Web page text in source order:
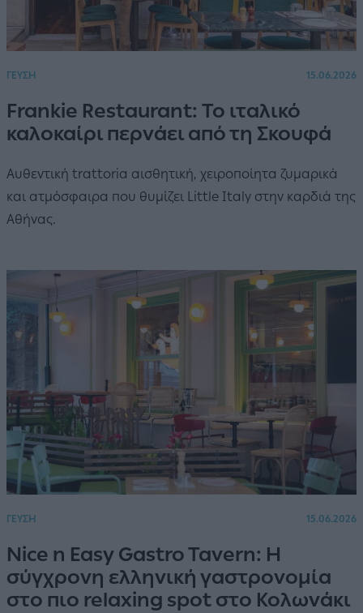
ΓΕΥΣΗ 15.06.2026
Frankie Restaurant: Το ιταλικό
καλοκαίρι περνάει από τη Σκουφά
Αυθεντική trattoria αισθητική, χειροποίητα ζυμαρικά
και ατμόσφαιρα που θυμίζει Little Italy στην καρδιά της
Αθήνας.
ΓΕΥΣΗ 15.06.2026
Nice n Easy Gastro Tavern: Η
σύγχρονη ελληνική γαστρονομία
στο πιο relaxing spot στο Κολωνάκι